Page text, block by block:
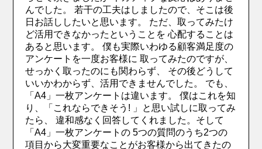
んでした。 若干の工夫はしましたので、そこは後
日お話ししたいと思います。 ただ、取ってみたけ
ど活用できなかったということを 心配することは
あると思います。 僕も実際いわゆる顧客満足度の
アンケートを一度お客様に 取ってみたのですが、
せっかく取ったのにも関わらず、 その後どうして
いいかわからず、活用できませんでした。 でも、
「A4」一枚アンケートは違います。 僕はこれを知
り、「これならできそう! 」と思い試しに取ってみ
たら、 違和感なく回答してくれました。そして
「A4」一枚アンケートの 5つの質問のうち2つの
項目から大変重要なことがお客様から出てきたの